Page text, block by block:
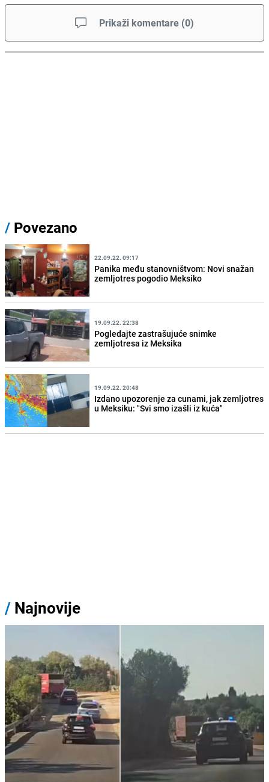
Prikaži komentare (0)
/ Povezano
22.09.22. 09:17
Panika među stanovništvom: Novi snažan
zemljotres pogodio Meksiko
19.09.22. 22:38
Pogledajte zastrašujuće snimke
zemljotresa iz Meksika
19.09.22. 20:48
Izdano upozorenje za cunami, jak zemljotres
u Meksiku: "Svi smo izašli iz kuća"
/ Najnovije